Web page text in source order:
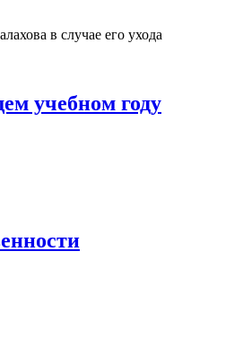
в случае его ухода
учебном году